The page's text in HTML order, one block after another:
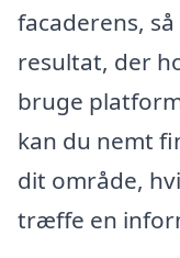
facaderens,
resultat, der
bruge
kan du nemt
dit område,
træffe en